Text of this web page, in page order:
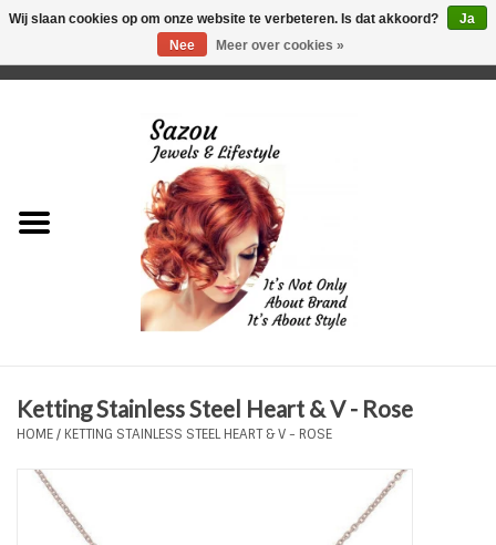
Just for Him
Plus Size Sieraden
Enkelbandjes
Ketting Stainless Steel Heart & V - Rose
HOME/ KETTING STAINLESS STEEL HEART & V - ROSE
Wij slaan cookies op om onze website te verbeteren. Is dat akkoord?
Ja
Nee
Meer over cookies »